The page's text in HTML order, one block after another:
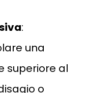
:
una
superiore al
o